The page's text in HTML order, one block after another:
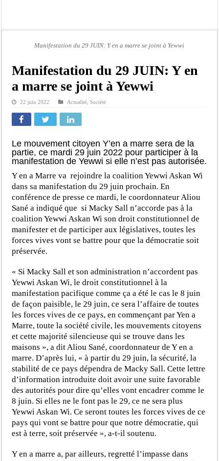
Scandale de pédophilie, acte contre nature : Un coach de football démasqué
Banditisme : Fily Sané, ancien Lieutenant du célèbre Ino, de nouveau Interpellé
Affaire Farba Ngom : La balle, dans le camp du procureur financier
Baisse des réserves de sang : au CNTS de Dakar, des citoyens répondent à
Manifestation du 29 JUIN: Y en a marre se joint à Yewwi
Manifestation du 29 JUIN: Y en
a marre se joint à Yewwi
22 juin 2022 Actualité ,Société
Le mouvement citoyen Y’en a marre sera de la
partie, ce mardi 29 juin 2022 pour participer à la
manifestation de Yewwi si elle n’est pas autorisée.
Y en a Marre va rejoindre la coalition Yewwi Askan Wi
dans sa manifestation du 29 juin prochain. En
conférence de presse ce mardi, le coordonnateur Aliou
Sané a indiqué que si Macky Sall n’accorde pas à la
coalition Yewwi Askan Wi son droit constitutionnel de
manifester et de participer aux législatives, toutes les
forces vives vont se battre pour que la démocratie soit
préservée.
« Si Macky Sall et son administration n’accordent pas
Yewwi Askan Wi, le droit constitutionnel à la
manifestation pacifique comme ça a été le cas le 8 juin
de façon paisible, le 29 juin, ce sera l’affaire de toutes
les forces vives de ce pays, en commençant par Yen a
Marre, toute la société civile, les mouvements citoyens
et cette majorité silencieuse qui se trouve dans les
maisons », a dit Aliou Sané, coordonnateur de Y en a
marre. D’après lui, « à partir du 29 juin, la sécurité, la
stabilité de ce pays dépendra de Macky Sall. Cette lettre
d’information introduite doit avoir une suite favorable
des autorités pour dire qu’elles vont encadrer comme le
8 juin. Si elles ne le font pas le 29, ce ne sera plus
Yewwi Askan Wi. Ce seront toutes les forces vives de ce
pays qui vont se battre pour que notre démocratie, qui
est à terre, soit préservée », a-t-il soutenu.
Y en a marre a, par ailleurs, regretté l’impasse dans